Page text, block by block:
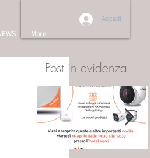
More
Accedi
Post in evidenza